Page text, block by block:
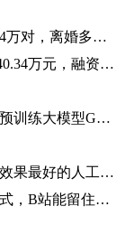
一季度全国婚姻数据：结婚登记同比增加4万对，离婚多了12万对
世界信息:中钢国际：6月26日融资买入1740.34万元，融资融券余额2.76亿元
天天看点：科大国创：公司研发电信行业预训练大模型GC-TeleGPT 现已在电信智能客服等领域实现落地应用
我国已形成世界上规模最大、体系最全、效果最好的人工影响天气作业力量
天天资讯：取消播放量显示、增加变现方式，B站能留住UP主吗？